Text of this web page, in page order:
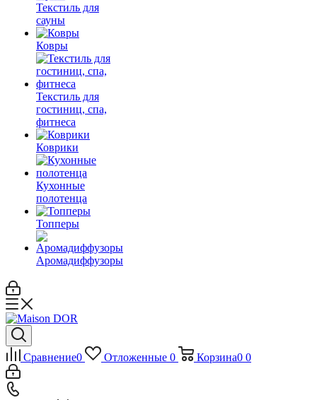
Текстиль для
сауны
Ковры
Текстиль для
гостиниц, спа,
фитнеса
Коврики
Кухонные
полотенца
Топперы
Аромадиффузоры
Сравнение0 Отложенные 0 Корзина0 0